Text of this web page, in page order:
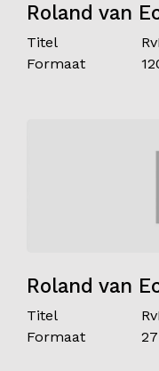
Roland van
Titel
Formaat
Roland van
Titel
Formaat